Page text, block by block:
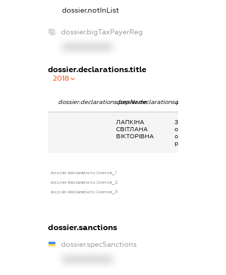
dossier.notInList
dossier.bigTaxPayerReg
dossier.declarations.title
2018
dossier.declarations.pepNamedossier.declarations.personName
ЛАПКІНА
СВІТЛАНА
ВІКТОРІВНА
Заробітна плата
отримана за
основним місцем
роботи
dossier.declarations.license_1
dossier.declarations.license_2
dossier.declarations.license_3
dossier.sanctions
dossier.specSanctions